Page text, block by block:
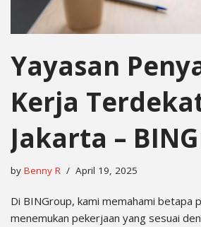
Yayasan
Kerja
Jakarta –
by Benny R April 19, 2025
Di BINGroup, kami memahami betapa
menemukan pekerjaan yang sesuai